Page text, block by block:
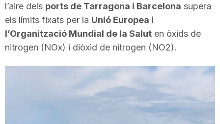
u
t
a
l’aire dels ports de Tarragona i Barcelona supera
els límits fixats per la Unió Europea i
l’Organització Mundial de la Salut en òxids de
nitrogen (NOx) i diòxid de nitrogen (NO2).